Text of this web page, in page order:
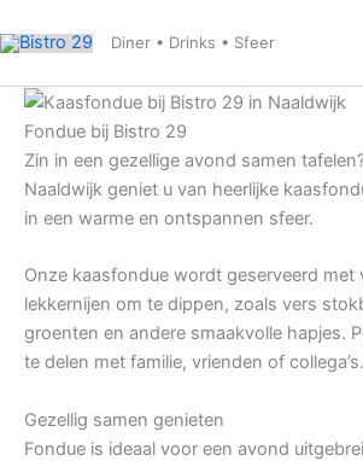
naar
inhoud
Diner • Drinks • Sfeer
Fondue bij Bistro 29
Zin in een gezellige avond samen
Naaldwijk geniet u van heerlijke
in een warme en ontspannen sfeer.
Onze kaasfondue wordt geserveerd met
lekkernijen om te dippen, zoals vers
groenten en andere smaakvolle hapjes.
te delen met familie, vrienden of collega’s.
Gezellig samen genieten
Fondue is ideaal voor een avond